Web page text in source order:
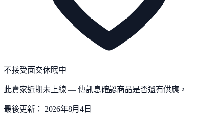
不接受面交休眠中
此賣家近期未上線 — 傳訊息確認商品是否還有供應。
最後更新： 2026年8月4日